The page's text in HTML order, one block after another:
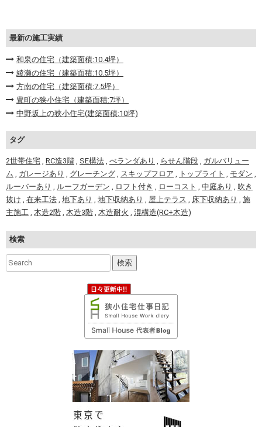
最新の施工実績
和泉の住宅（建築面積:10.4坪）
綾瀬の住宅（建築面積:10.5坪）
方南の住宅（建築面積:7.5坪）
豊町の狭小住宅（建築面積:7坪）
中野坂上の狭小住宅(建築面積:10坪)
タグ
2世帯住宅 , RC造3階 , SE構法 , べランダあり , らせん階段 , ガルバリュー
ム , ガレージあり , グレーチング , スキップフロア , トップライト , モダン ,
ルーバーあり , ルーフガーデン , ロフト付き , ローコスト , 中庭あり , 吹き
抜け , 在来工法 , 地下あり , 地下収納あり , 屋上テラス , 床下収納あり , 施
主施工 , 木造2階 , 木造3階 , 木造耐火 , 混構造(RC+木造)
検索